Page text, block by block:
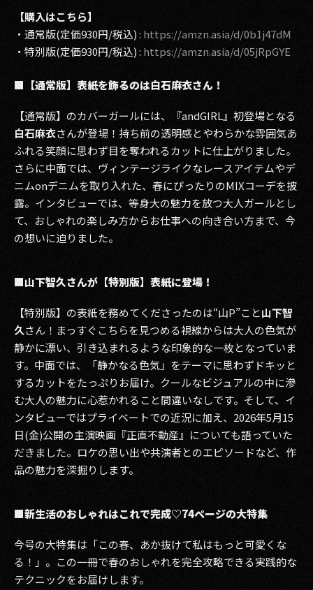
2010
2009
【購入はこちら】
・通常版(定価930円/税込) : https://amzn.asia/d/0b1j47dM
・特別版(定価930円/税込) : https://amzn.asia/d/05jRpGYE
■【通常版】表紙を飾るのは白石麻衣さん！
【通常版】のカバーガールには、『andGIRL』初登場となる
白石麻衣さんが登場！持ち前の透明感とやわらかな雰囲気あ
ふれる笑顔に思わず目を奪われるカットに仕上がりました。
さらに中面では、ヴィンテージライクなレースアイテムやデ
ニムonデニムを取り入れた、春にぴったりのMIXコーデを披
露。インタビューでは、等身大の魅力を放つ大人ガールとし
て、おしゃれの楽しみ方からお仕事への向き合い方まで、今
の想いに迫りました。
■山下智久さんが【特別版】表紙に登場！
【特別版】の表紙を務めてくださったのは“山P”こと山下智
久さん！まっすぐこちらを見つめる視線からは大人の色気が
静かに漂い、引き込まれるような印象的な一枚となっていま
す。中面では、「静かなる色気」をテーマに思わずドキッと
するカットをたっぷりお届け。クールなビジュアルの中に滲
む大人の魅力に心惹かれること間違いなしです。そして、イ
ンタビューではプライベートでの近況に加え、2026年5月15
日(金)公開の主演映画『正直不動産』についても語っていた
だきました。ロケの思い出や共演者とのエピソードなど、作
品の魅力を深掘りします。
■新生活のおしゃれはこれで完成♡74ページの大特集
今号の大特集は「この春、あか抜けて私はもっと可愛くな
る！」。この一冊で春のおしゃれを完全攻略できる実践的な
テクニックをお届けします。